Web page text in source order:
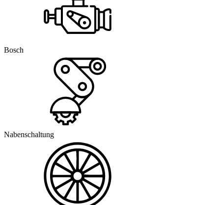
Bosch
Nabenschaltung